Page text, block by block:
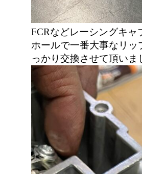
FCRなどレーシングキャ
ホールで一番大事なリッ
っかり交換させて頂いま